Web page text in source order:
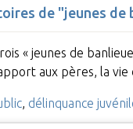
de "jeunes de
« jeunes de
aux pères, la
, délinquance